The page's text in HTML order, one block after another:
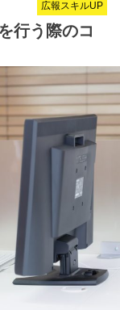
広報スキルUP
行う際のコ